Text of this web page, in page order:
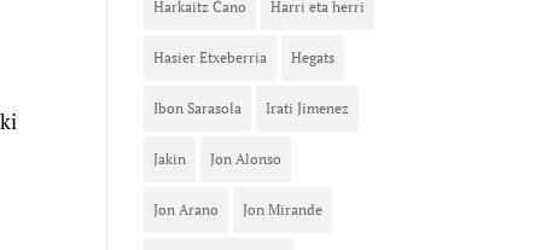
Harkaitz Cano Harri eta herri
Hasier Etxeberria Hegats
Ibon Sarasola Irati Jimenez
Jakin Jon Alonso
Jon Arano Jon Mirande